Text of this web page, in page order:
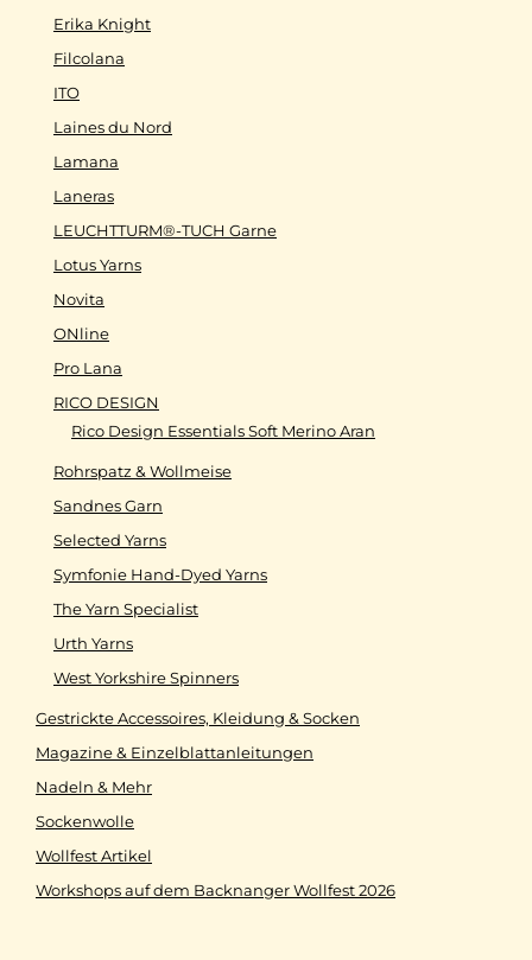
Erika Knight
Filcolana
ITO
Laines du Nord
Lamana
Laneras
LEUCHTTURM®-TUCH Garne
Lotus Yarns
Novita
ONline
Pro Lana
RICO DESIGN
Rico Design Essentials Soft Merino Aran
Rohrspatz & Wollmeise
Sandnes Garn
Selected Yarns
Symfonie Hand-Dyed Yarns
The Yarn Specialist
Urth Yarns
West Yorkshire Spinners
Gestrickte Accessoires, Kleidung & Socken
Magazine & Einzelblattanleitungen
Nadeln & Mehr
Sockenwolle
Wollfest Artikel
Workshops auf dem Backnanger Wollfest 2026